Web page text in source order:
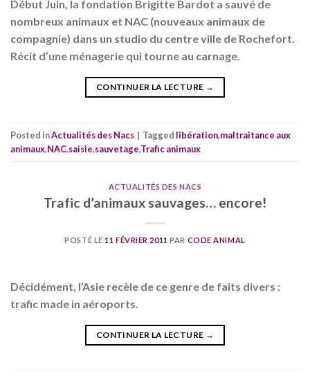
Début Juin, la fondation Brigitte Bardot a sauvé de
nombreux animaux et NAC (nouveaux animaux de
compagnie) dans un studio du centre ville de Rochefort.
Récit d’une ménagerie qui tourne au carnage.
CONTINUER LA LECTURE →
Posted inActualités des Nacs | Tagged libération,maltraitance aux
animaux,NAC,saisie,sauvetage,Trafic animaux
ACTUALITÉS DES NACS
Trafic d’animaux sauvages… encore!
POSTÉ LE11 FÉVRIER 2011 PAR CODE ANIMAL
Décidément, l’Asie recèle de ce genre de faits divers :
trafic made in aéroports.
CONTINUER LA LECTURE →